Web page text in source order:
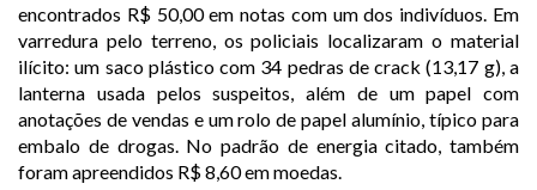
encontrados R$ 50,00 em notas com um dos indivíduos. Em
varredura pelo terreno, os policiais localizaram o material
ilícito: um saco plástico com 34 pedras de crack (13,17 g), a
lanterna usada pelos suspeitos, além de um papel com
anotações de vendas e um rolo de papel alumínio, típico para
embalo de drogas. No padrão de energia citado, também
foram apreendidos R$ 8,60 em moedas.